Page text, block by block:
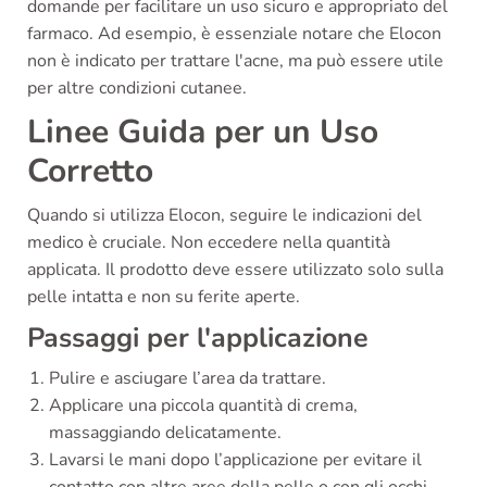
domande per facilitare un uso sicuro e appropriato del
farmaco. Ad esempio, è essenziale notare che Elocon
non è indicato per trattare l'acne, ma può essere utile
per altre condizioni cutanee.
Linee Guida per un Uso
Corretto
Quando si utilizza Elocon, seguire le indicazioni del
medico è cruciale. Non eccedere nella quantità
applicata. Il prodotto deve essere utilizzato solo sulla
pelle intatta e non su ferite aperte.
Passaggi per l'applicazione
Pulire e asciugare l’area da trattare.
Applicare una piccola quantità di crema,
massaggiando delicatamente.
Lavarsi le mani dopo l’applicazione per evitare il